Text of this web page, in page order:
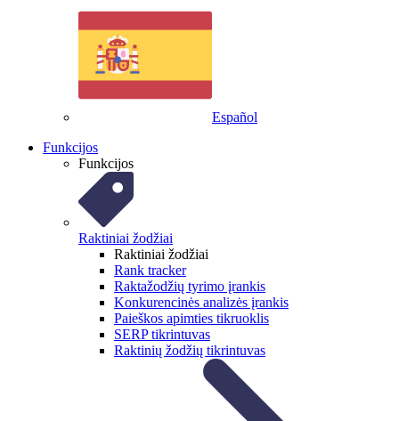
Español
Funkcijos
Funkcijos
Raktiniai žodžiai
Raktiniai žodžiai
Rank tracker
Raktažodžių tyrimo įrankis
Konkurencinės analizės įrankis
Paieškos apimties tikruoklis
SERP tikrintuvas
Raktinių žodžių tikrintuvas